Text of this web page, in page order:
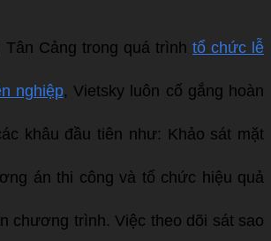
Cảng trong quá trình tổ chức lễ
nghiệp, Vietsky luôn cố gắng hoàn
khâu đầu tiên như: Khảo sát mặt
án thi công và tổ chức hiệu quả
chương trình. Việc theo dõi sát sao